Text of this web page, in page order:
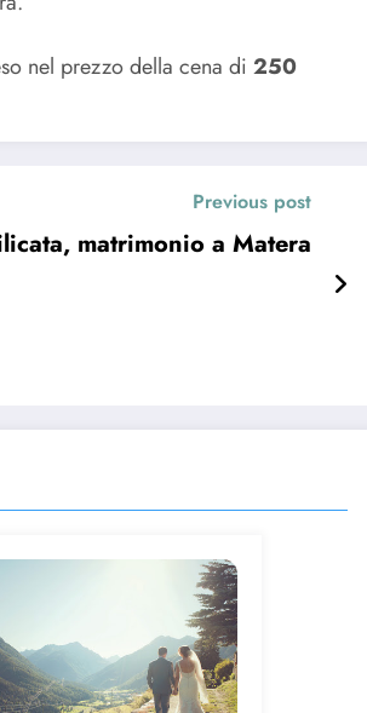
nel prezzo della cena di 250
Previous post
matrimonio a Matera